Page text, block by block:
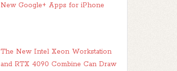
New Google+ Apps for iPhone
The New Intel Xeon Workstation
and RTX 4090 Combine Can Draw